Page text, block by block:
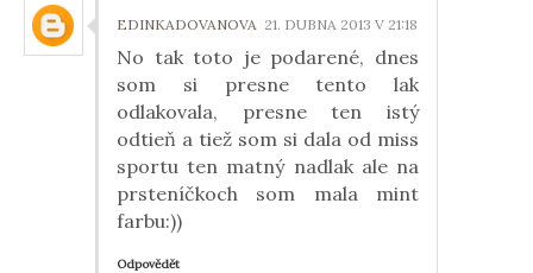
EDINKADOVANOVA 21. DUBNA 2013 V 21:18
No tak toto je podarené, dnes
som si presne tento lak
odlakovala, presne ten istý
odtieň a tiež som si dala od miss
sportu ten matný nadlak ale na
prsteníčkoch som mala mint
farbu:))
Odpovědět